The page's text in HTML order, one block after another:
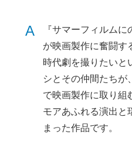
A
『サマーフィルム
が映画製作に奮闘す
時代劇を撮りたいと
シとその仲間たちが
で映画製作に取り組
モアあふれる演出と
まった作品です。